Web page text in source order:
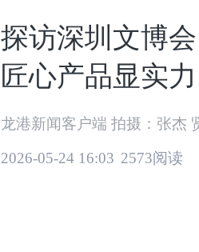
探访深圳文博
匠心产品显实力
2026-05-24 16:03 2573阅读